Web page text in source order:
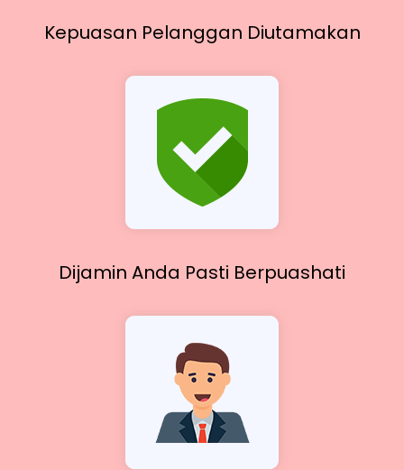
Kepuasan Pelanggan Diutamakan
Dijamin Anda Pasti Berpuashati